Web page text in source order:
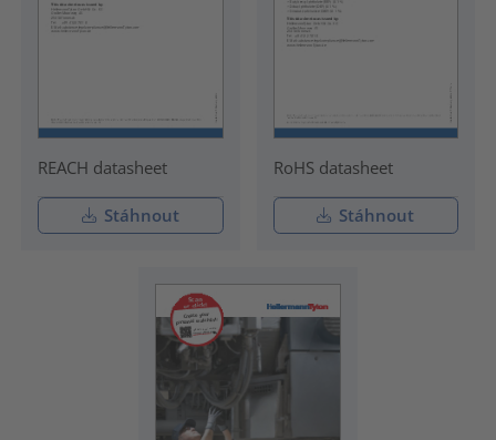
REACH datasheet
Stáhnout
RoHS datasheet
Stáhnout